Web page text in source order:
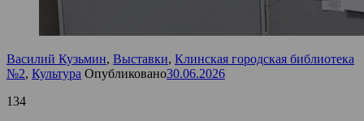
Василий Кузьмин, Выставки, Клинская городская библиотека
№2, Культура Опубликовано30.06.2026
134